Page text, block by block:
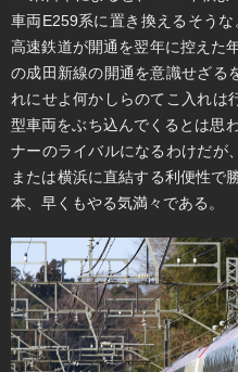
車両E259系に置き換えるそう
高速鉄道が開通を翌年に控えた
の成田新線の開通を意識せざる
れにせよ何かしらのてこ入れは
型車両をぶち込んでくるとは思
ナーのライバルになるわけだが
または横浜に直結する利便性で
本、早くもやる気満々である。